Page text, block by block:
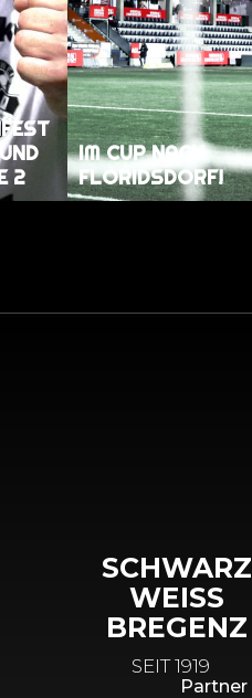
2
IM CUP NACH
FLORIDSDORF!
SCHWARZ
WEISS
BREGENZ
SEIT 1919
Partner